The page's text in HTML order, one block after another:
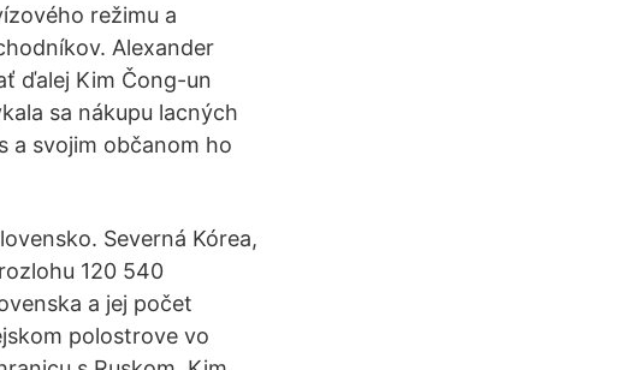
režimu a
Alexander
ďalej Kim Čong-un
sa nákupu lacných
a svojim občanom ho
Severná Kórea,
120 540
a jej počet
polostrove vo